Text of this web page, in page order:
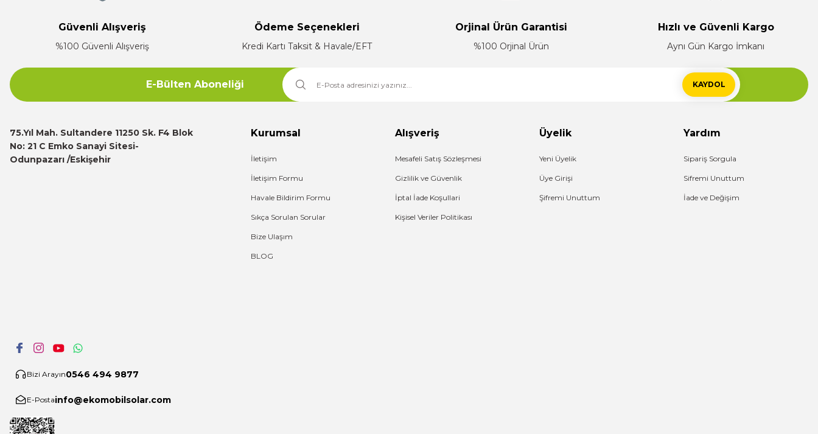
Çok ilgili firma fiyatları uygun.
E... K... | 10/07/2024
Güvenli Alışveriş
%100 Güvenli Alışveriş
Ödeme Seçenekleri
Kredi Kartı Taksit & Havale/EFT
Orjinal Ürün Garantisi
%100 Orjinal Ürün
Hızlı ve Güvenli Kargo
Aynı Gün Kargo İmkanı
E-Bülten Aboneliği KAYDOL
75.Yıl Mah. Sultandere 11250 Sk. F4 Blok
No: 21 C Emko Sanayi Sitesi-
Odunpazarı /Eskişehir
Bizi Arayın0546 494 9877
E-Postainfo@ekomobilsolar.com
Kurumsal
İletişim
İletişim Formu
Havale Bildirim Formu
Sıkça Sorulan Sorular
Bize Ulaşım
BLOG
Alışveriş
Mesafeli Satış Sözleşmesi
Gizlilik ve Güvenlik
İptal İade Koşullari
Kişisel Veriler Politikası
Üyelik
Yeni Üyelik
Üye Girişi
Şifremi Unuttum
Yardım
Sipariş Sorgula
Sifremi Unuttum
İade ve Değişim